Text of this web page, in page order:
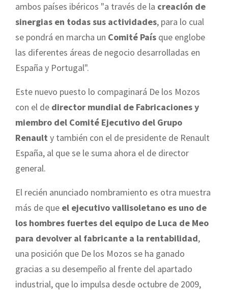
ambos países ibéricos "a través de la creación de
sinergias en todas sus actividades, para lo cual
se pondrá en marcha un Comité País que englobe
las diferentes áreas de negocio desarrolladas en
España y Portugal".
Este nuevo puesto lo compaginará De los Mozos
con el de director mundial de Fabricaciones y
miembro del Comité Ejecutivo del Grupo
Renault y también con el de presidente de Renault
España, al que se le suma ahora el de director
general.
El recién anunciado nombramiento es otra muestra
más de que el ejecutivo vallisoletano es uno de
los hombres fuertes del equipo de Luca de Meo
para devolver al fabricante a la rentabilidad,
una posición que De los Mozos se ha ganado
gracias a su desempeño al frente del apartado
industrial, que lo impulsa desde octubre de 2009,